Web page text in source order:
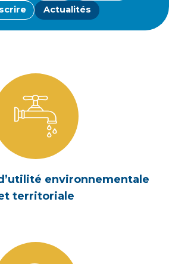
Actualités
environnementale
territoriale